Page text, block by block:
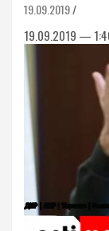
19.09.2019
19.09.2019 —